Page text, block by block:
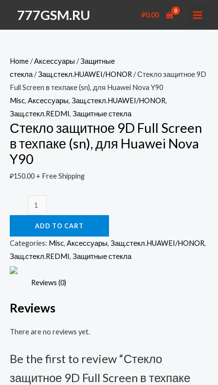
содержимому
777GSM.RU ₽0.00
Home/Аксессуары /Защитные
стекла/Защ.стекл.HUAWEI/HONOR/ Стекло защитное 9D
Full Screen в техпаке (sn), для Huawei Nova Y90
Misc, Аксессуары, Защ.стекл.HUAWEI/HONOR,
Защ.стекл.REDMI, Защитные стекла
Стекло защитное 9D Full Screen
в техпаке (sn), для Huawei Nova
Y90
₽150.00 + Free Shipping
защитное
Full
Screen
в
техпаке
для
Nova
quantity
ADD TO CART
Categories: Misc, Аксессуары, Защ.стекл.HUAWEI/HONOR,
Защ.стекл.REDMI, Защитные стекла
Reviews (0)
Reviews
There are no reviews yet.
Be the first to review “Стекло
защитное 9D Full Screen в техпаке